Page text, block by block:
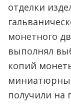
отделки
монетного
выполнял
копий
получили на